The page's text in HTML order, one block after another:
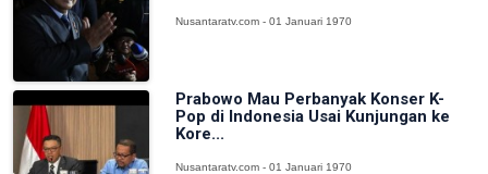
Nusantaratv.com - 01 Januari 1970
Prabowo Mau Perbanyak Konser K-
Pop di Indonesia Usai Kunjungan ke
Kore...
Nusantaratv.com - 01 Januari 1970